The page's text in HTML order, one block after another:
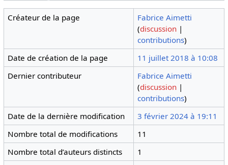
Créateur de la page
Fabrice Aimetti
(discussion |
contributions)
Date de création de la page
11 juillet 2018 à 10:08
Dernier contributeur
Fabrice Aimetti
(discussion |
contributions)
Date de la dernière modification
3 février 2024 à 19:11
Nombre total de modifications
11
Nombre total d’auteurs distincts
1